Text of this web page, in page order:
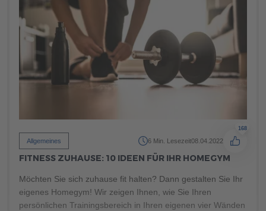
Allgemeines 6 Min. Lesezeit08.04.2022
168
FITNESS ZUHAUSE: 10 IDEEN FÜR IHR HOMEGYM
Möchten Sie sich zuhause fit halten? Dann gestalten Sie Ihr
eigenes Homegym! Wir zeigen Ihnen, wie Sie Ihren
persönlichen Trainingsbereich in Ihren eigenen vier Wänden